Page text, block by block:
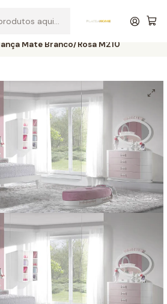
Mate Branco/Rosa M210